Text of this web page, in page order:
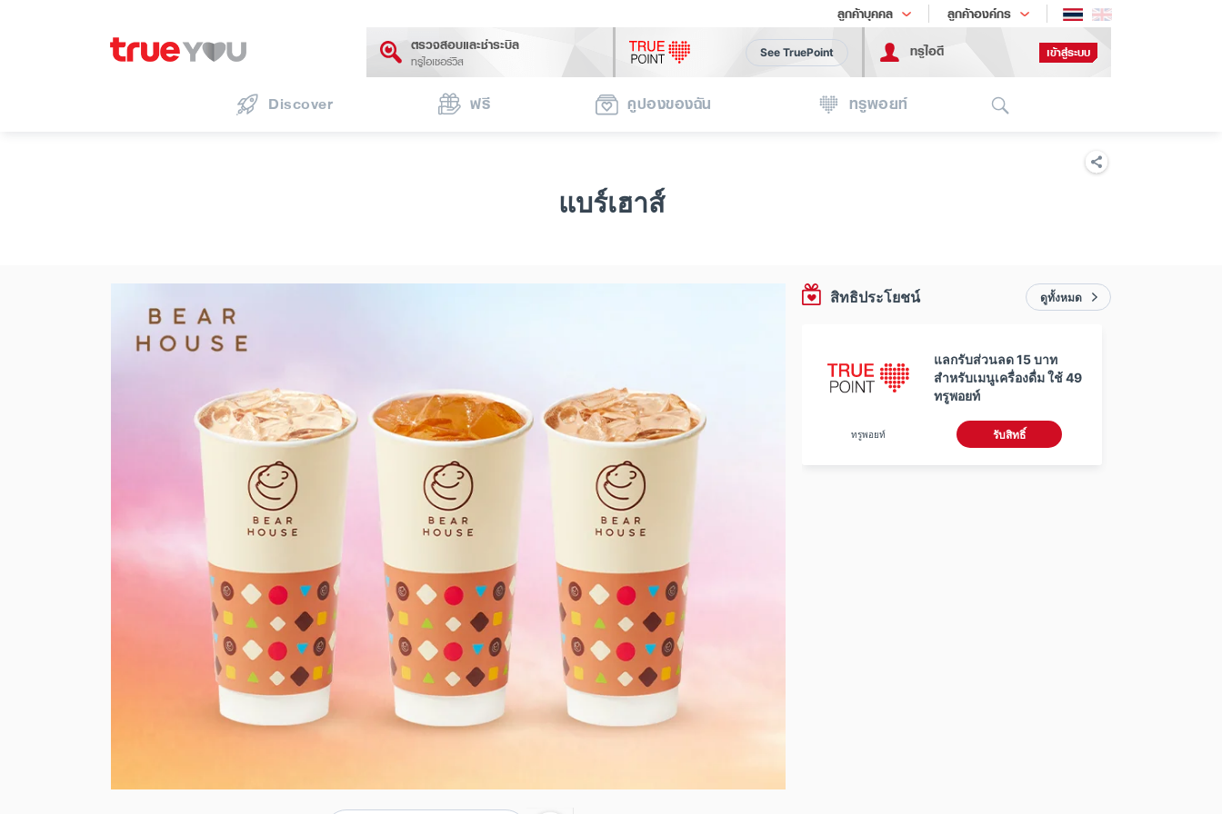
ลูกค้าบุคคล ลูกค้าองค์กร
เทรนด์เทคโนโลยี
ตรวจสอบและชำระบิล
ทรูไอเซอร์วิส
See TruePoint ทรูไอดี เข้าสู่ระบบ
Discover ฟรี คูปองของฉัน ทรูพอยท์
แบร์เฮาส์
สิทธิประโยชน์ ดูทั้งหมด
แลกรับส่วนลด 15 บาท
สำหรับเมนูเครื่องดื่ม ใช้ 49
ทรูพอยท์
ทรูพอยท์ รับสิทธิ์